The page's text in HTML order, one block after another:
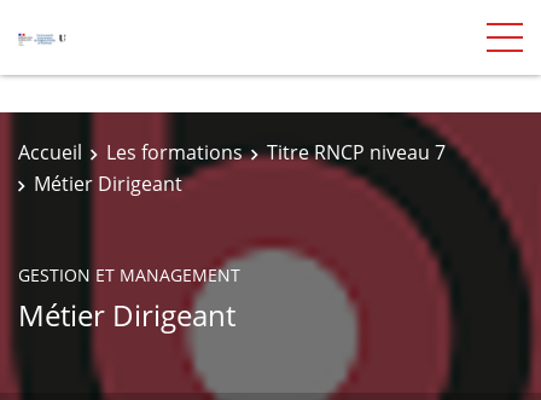
Accueil Les formations
Titre RNCP niveau 7
Métier Dirigeant
GESTION ET MANAGEMENT
Métier Dirigeant